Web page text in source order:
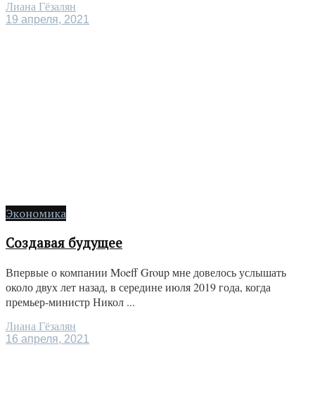
Лиана Гёзалян
19 апреля, 2021
Экономика
Создавая будущее
Впервые о компании Moeff Group мне довелось услышать
около двух лет назад, в середине июля 2019 года, когда
премьер-министр Никол ...
Лиана Гёзалян
16 апреля, 2021